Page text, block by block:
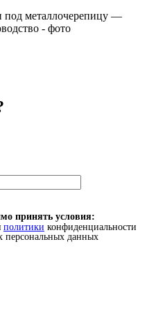
принять условия:
политики конфиденциальности
персональных данных